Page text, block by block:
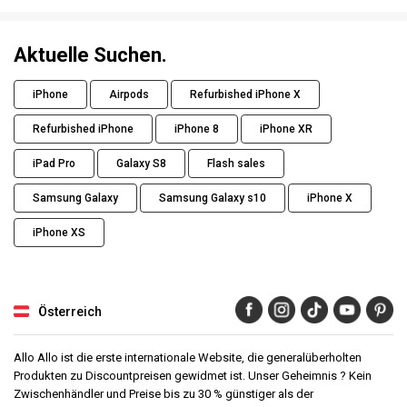
Aktuelle Suchen.
iPhone Airpods Refurbished iPhone X
Refurbished iPhone iPhone 8 iPhone XR
iPad Pro Galaxy S8 Flash sales
Samsung Galaxy Samsung Galaxy s10 iPhone X
iPhone XS
Österreich
Allo Allo ist die erste internationale Website, die generalüberholten
Produkten zu Discountpreisen gewidmet ist. Unser Geheimnis ? Kein
Zwischenhändler und Preise bis zu 30 % günstiger als der